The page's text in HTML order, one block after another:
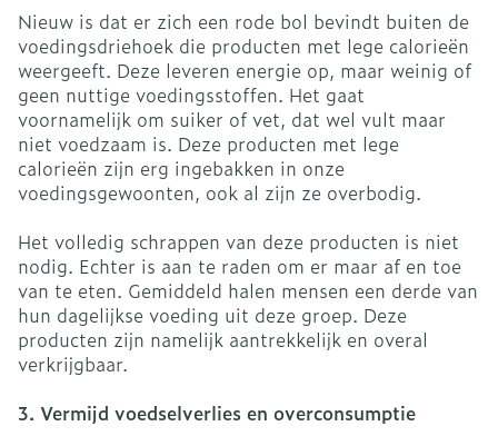
Nieuw is dat er zich een rode bol bevindt buiten de
voedingsdriehoek die producten met lege calorieën
weergeeft. Deze leveren energie op, maar weinig of
geen nuttige voedingsstoffen. Het gaat
voornamelijk om suiker of vet, dat wel vult maar
niet voedzaam is. Deze producten met lege
calorieën zijn erg ingebakken in onze
voedingsgewoonten, ook al zijn ze overbodig.
Het volledig schrappen van deze producten is niet
nodig. Echter is aan te raden om er maar af en toe
van te eten. Gemiddeld halen mensen een derde van
hun dagelijkse voeding uit deze groep. Deze
producten zijn namelijk aantrekkelijk en overal
verkrijgbaar.
3. Vermijd voedselverlies en overconsumptie